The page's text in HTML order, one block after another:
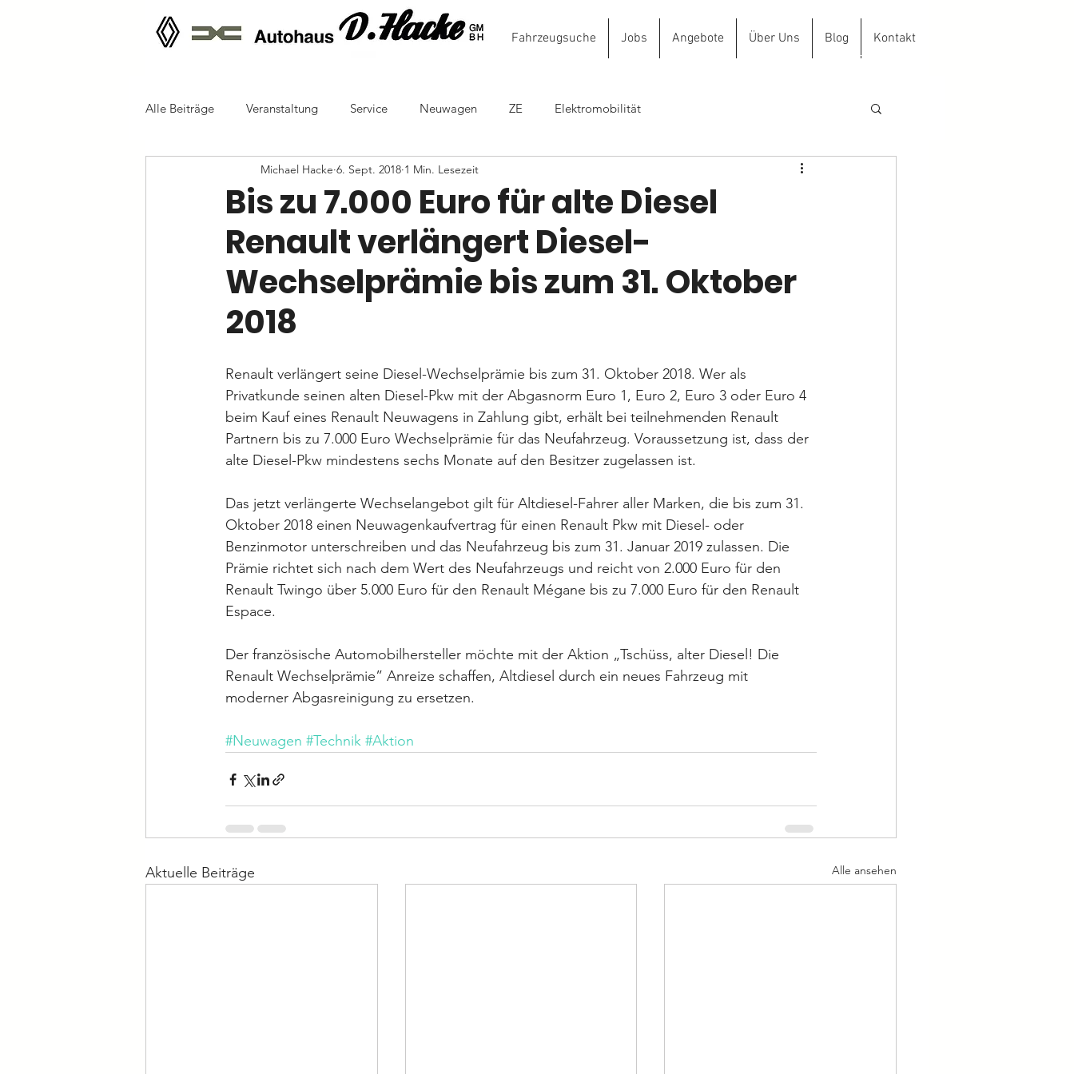
Fahrzeugsuche Jobs Angebote Über Uns Blog Kontakt
Autohaus D.Hacke GmbH
Alle Beiträge Veranstaltung Service Neuwagen ZE Elektromobilität
Bis zu 7.000 Euro für alte Diesel
Renault verlängert Diesel-
Wechselprämie bis zum 31. Oktober
2018
Michael Hacke 6. Sept. 2018 1 Min. Lesezeit
Renault verlängert seine Diesel-Wechselprämie bis zum 31. Oktober 2018. Wer als
Privatkunde seinen alten Diesel-Pkw mit der Abgasnorm Euro 1, Euro 2, Euro 3 oder Euro 4
beim Kauf eines Renault Neuwagens in Zahlung gibt, erhält bei teilnehmenden Renault
Partnern bis zu 7.000 Euro Wechselprämie für das Neufahrzeug. Voraussetzung ist, dass der
alte Diesel-Pkw mindestens sechs Monate auf den Besitzer zugelassen ist.
Das jetzt verlängerte Wechselangebot gilt für Altdiesel-Fahrer aller Marken, die bis zum 31.
Oktober 2018 einen Neuwagenkaufvertrag für einen Renault Pkw mit Diesel- oder
Benzinmotor unterschreiben und das Neufahrzeug bis zum 31. Januar 2019 zulassen. Die
Prämie richtet sich nach dem Wert des Neufahrzeugs und reicht von 2.000 Euro für den
Renault Twingo über 5.000 Euro für den Renault Mégane bis zu 7.000 Euro für den Renault
Espace.
Der französische Automobilhersteller möchte mit der Aktion „Tschüss, alter Diesel! Die
Renault Wechselprämie” Anreize schaffen, Altdiesel durch ein neues Fahrzeug mit
moderner Abgasreinigung zu ersetzen.
#Neuwagen #Technik #Aktion
Aktuelle Beiträge Alle ansehen